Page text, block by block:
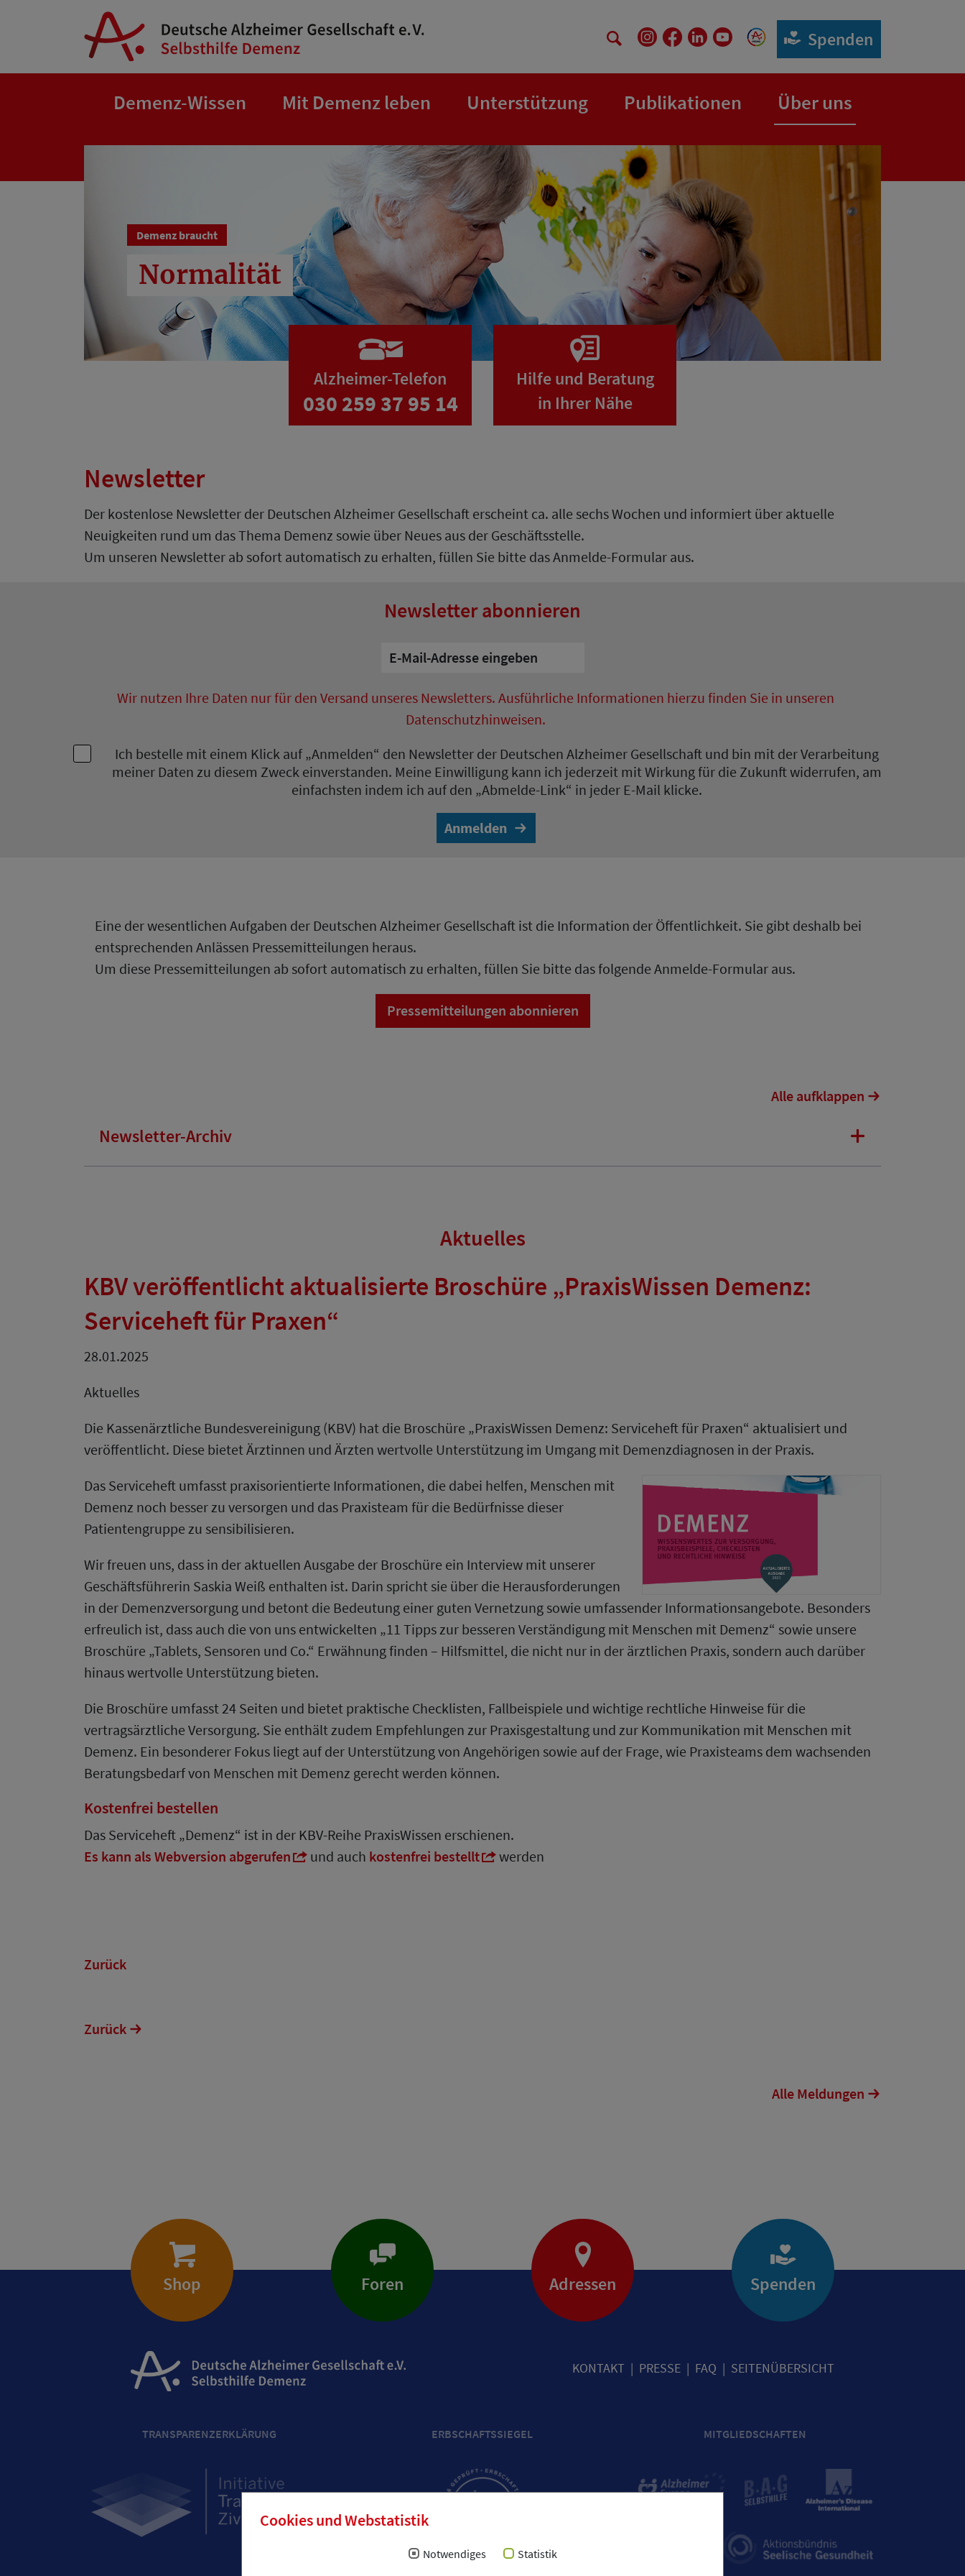
Cookies und Webstatistik
Notwendiges Statistik
Springe zum Hauptinhalt
Spenden
Demenz-Wissen Mit Demenz leben Unterstützung Publikationen Über uns
Demenz braucht
Normalität
Alzheimer-Telefon
030 259 37 95 14
Hilfe und Beratung
in Ihrer Nähe
Newsletter
Der kostenlose Newsletter der Deutschen Alzheimer Gesellschaft erscheint ca. alle sechs Wochen und informiert über aktuelle
Neuigkeiten rund um das Thema Demenz sowie über Neues aus der Geschäftsstelle.
Um unseren Newsletter ab sofort automatisch zu erhalten, füllen Sie bitte das Anmelde-Formular aus.
Newsletter abonnieren
Wir nutzen Ihre Daten nur für den Versand unseres Newsletters. Ausführliche Informationen hierzu finden Sie in unseren
Datenschutzhinweisen.
Ich bestelle mit einem Klick auf „Anmelden“ den Newsletter der Deutschen Alzheimer Gesellschaft und bin mit der Verarbeitung
meiner Daten zu diesem Zweck einverstanden. Meine Einwilligung kann ich jederzeit mit Wirkung für die Zukunft widerrufen, am
einfachsten indem ich auf den „Abmelde-Link“ in jeder E-Mail klicke.
Anmelden
Eine der wesentlichen Aufgaben der Deutschen Alzheimer Gesellschaft ist die Information der Öffentlichkeit. Sie gibt deshalb bei
entsprechenden Anlässen Pressemitteilungen heraus.
Um diese Pressemitteilungen ab sofort automatisch zu erhalten, füllen Sie bitte das folgende Anmelde-Formular aus.
Pressemitteilungen abonnieren
Alle aufklappen
Newsletter-Archiv
Aktuelles
KBV veröffentlicht aktualisierte Broschüre „PraxisWissen Demenz:
Serviceheft für Praxen“
28.01.2025
Aktuelles
Die Kassenärztliche Bundesvereinigung (KBV) hat die Broschüre „PraxisWissen Demenz: Serviceheft für Praxen“ aktualisiert und
veröffentlicht. Diese bietet Ärztinnen und Ärzten wertvolle Unterstützung im Umgang mit Demenzdiagnosen in der Praxis.
Das Serviceheft umfasst praxisorientierte Informationen, die dabei helfen, Menschen mit
Demenz noch besser zu versorgen und das Praxisteam für die Bedürfnisse dieser
Patientengruppe zu sensibilisieren.
Wir freuen uns, dass in der aktuellen Ausgabe der Broschüre ein Interview mit unserer
Geschäftsführerin Saskia Weiß enthalten ist. Darin spricht sie über die Herausforderungen
in der Demenzversorgung und betont die Bedeutung einer guten Vernetzung sowie umfassender Informationsangebote. Besonders
erfreulich ist, dass auch die von uns entwickelten „11 Tipps zur besseren Verständigung mit Menschen mit Demenz“ sowie unsere
Broschüre „Tablets, Sensoren und Co.“ Erwähnung finden – Hilfsmittel, die nicht nur in der ärztlichen Praxis, sondern auch darüber
hinaus wertvolle Unterstützung bieten.
Die Broschüre umfasst 24 Seiten und bietet praktische Checklisten, Fallbeispiele und wichtige rechtliche Hinweise für die
vertragsärztliche Versorgung. Sie enthält zudem Empfehlungen zur Praxisgestaltung und zur Kommunikation mit Menschen mit
Demenz. Ein besonderer Fokus liegt auf der Unterstützung von Angehörigen sowie auf der Frage, wie Praxisteams dem wachsenden
Beratungsbedarf von Menschen mit Demenz gerecht werden können.
Kostenfrei bestellen
Das Serviceheft „Demenz“ ist in der KBV-Reihe PraxisWissen erschienen.
Es kann als Webversion abgerufen
und auch kostenfrei bestellt werden
Zurück
Zurück
Alle Meldungen
Shop Foren Adressen Spenden
KONTAKT PRESSE FAQ SEITENÜBERSICHT
TRANSPARENZERKLÄRUNG ERBSCHAFTSSIEGEL MITGLIEDSCHAFTEN